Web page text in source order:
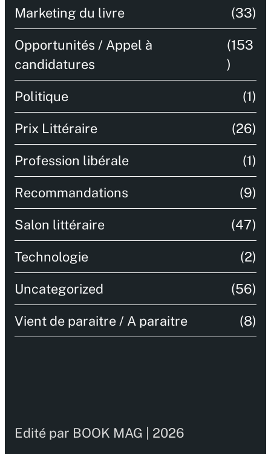
Marketing du livre (33)
Opportunités / Appel à
candidatures
(153
)
Politique (1)
Prix Littéraire (26)
Profession libérale (1)
Recommandations (9)
Salon littéraire (47)
Technologie (2)
Uncategorized (56)
Vient de paraitre / A paraitre (8)
Edité par BOOK MAG | 2026